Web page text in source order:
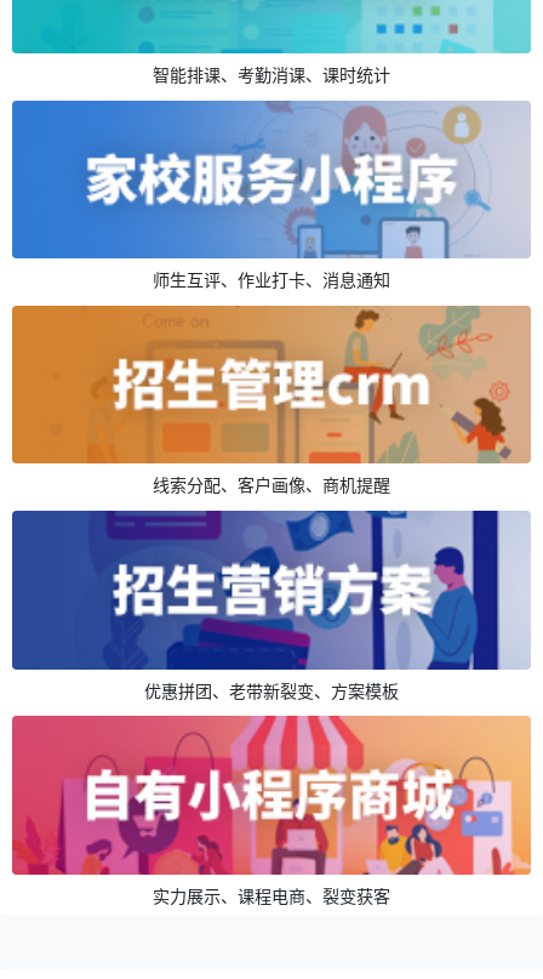
智能排课、考勤消课、课时统计
师生互评、作业打卡、消息通知
线索分配、客户画像、商机提醒
优惠拼团、老带新裂变、方案模板
实力展示、课程电商、裂变获客